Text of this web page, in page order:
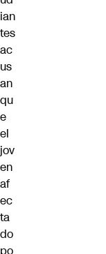
ian
tes
ac
us
an
qu
e
el
jov
en
af
ec
ta
do
po